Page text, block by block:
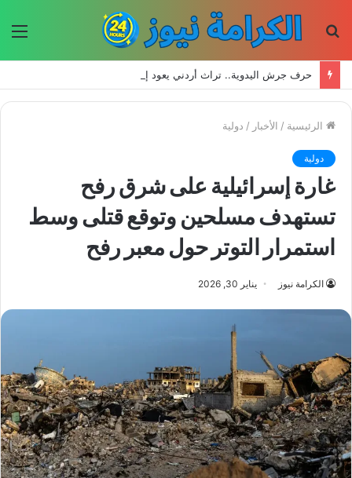
الرئيسية / الأخبار / دولية
دولية
غارة إسرائيلية على شرق رفح
تستهدف مسلحين وتوقع قتلى وسط
استمرار التوتر حول معبر رفح
الكرامة نيوز يناير 30, 2026